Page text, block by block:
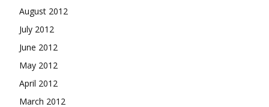
August 2012
July 2012
June 2012
May 2012
April 2012
March 2012